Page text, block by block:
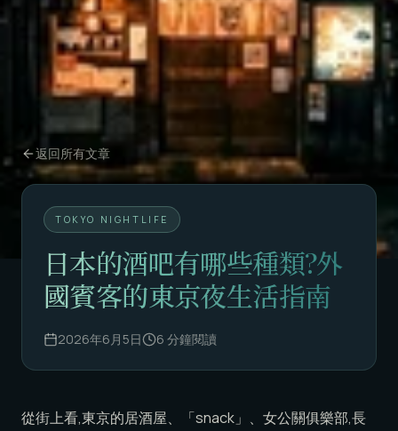
返回所有文章
TOKYO NIGHTLIFE
日本的酒吧有哪些種類?外
國賓客的東京夜生活指南
2026年6月5日 6 分鐘閱讀
從街上看,東京的居酒屋、「snack」、女公關俱樂部,長